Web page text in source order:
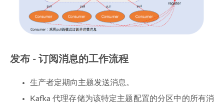
发布 - 订阅消息的工作流程
生产者定期向主题发送消息。
Kafka 代理存储为该特定主题配置的分区中的所有消